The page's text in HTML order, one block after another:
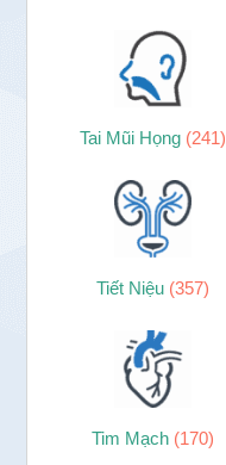
Tai Mũi Họng (241)
Tiết Niệu (357)
Tim Mạch (170)